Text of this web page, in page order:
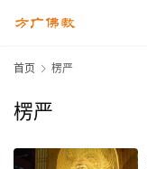
首页 楞严
楞严